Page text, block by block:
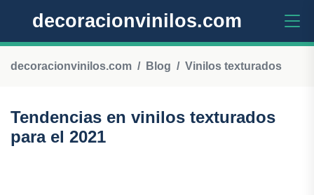
decoracionvinilos.com
decoracionvinilos.com Blog Vinilos texturados
Tendencias en vinilos texturados
para el 2021